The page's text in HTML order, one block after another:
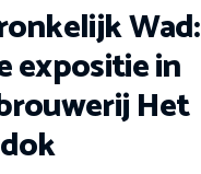
Wad:
expositie in
Het